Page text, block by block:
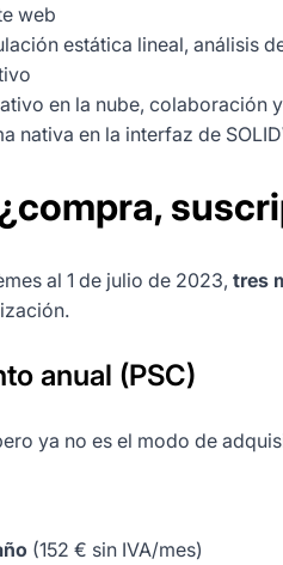
web
estática lineal, análisis
en la nube,
nativa en la interfaz de
al 1 de julio de 2023, tres
anual (PSC)
ya no es el modo de
(152 € sin IVA/mes)